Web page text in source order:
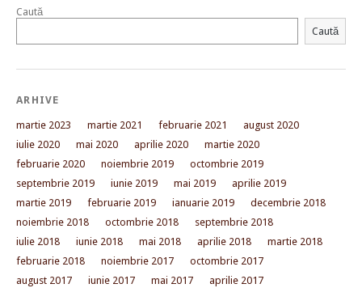
Caută
Caută
ARHIVE
martie 2023 martie 2021 februarie 2021
august 2020
iulie 2020
mai 2020 aprilie 2020
martie 2020
februarie 2020
noiembrie 2019
octombrie 2019
septembrie 2019
iunie 2019 mai 2019
aprilie 2019
martie 2019
februarie 2019 ianuarie 2019
decembrie 2018
noiembrie 2018
octombrie 2018
septembrie 2018
iulie 2018
iunie 2018 mai 2018 aprilie 2018
martie 2018
februarie 2018
noiembrie 2017
octombrie 2017
august 2017
iunie 2017 mai 2017
aprilie 2017